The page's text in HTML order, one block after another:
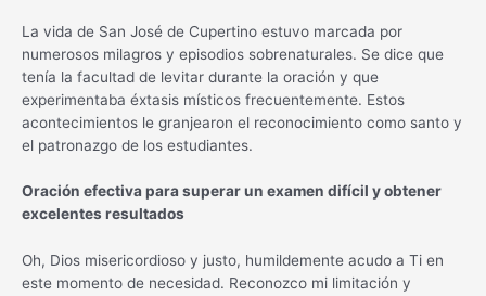
La vida de San José de Cupertino estuvo marcada por
numerosos milagros y episodios sobrenaturales. Se dice que
tenía la facultad de levitar durante la oración y que
experimentaba éxtasis místicos frecuentemente. Estos
acontecimientos le granjearon el reconocimiento como santo y
el patronazgo de los estudiantes.
Oración efectiva para superar un examen difícil y obtener
excelentes resultados
Oh, Dios misericordioso y justo, humildemente acudo a Ti en
este momento de necesidad. Reconozco mi limitación y